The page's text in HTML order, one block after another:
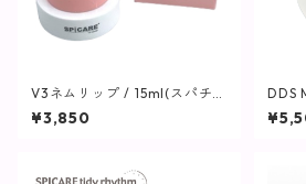
V3ネムリップ / 15ml(スパチュ
ラ付)【SPICARE】
¥3,850
DDS
プ/容